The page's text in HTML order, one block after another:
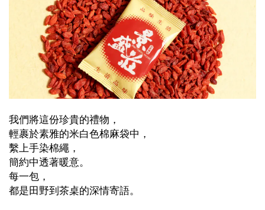
我們將這份珍貴的禮物，
輕裹於素雅的米白色棉麻袋中，
繫上手染棉繩，
簡約中透著暖意。
每一包，
都是田野到茶桌的深情寄語。